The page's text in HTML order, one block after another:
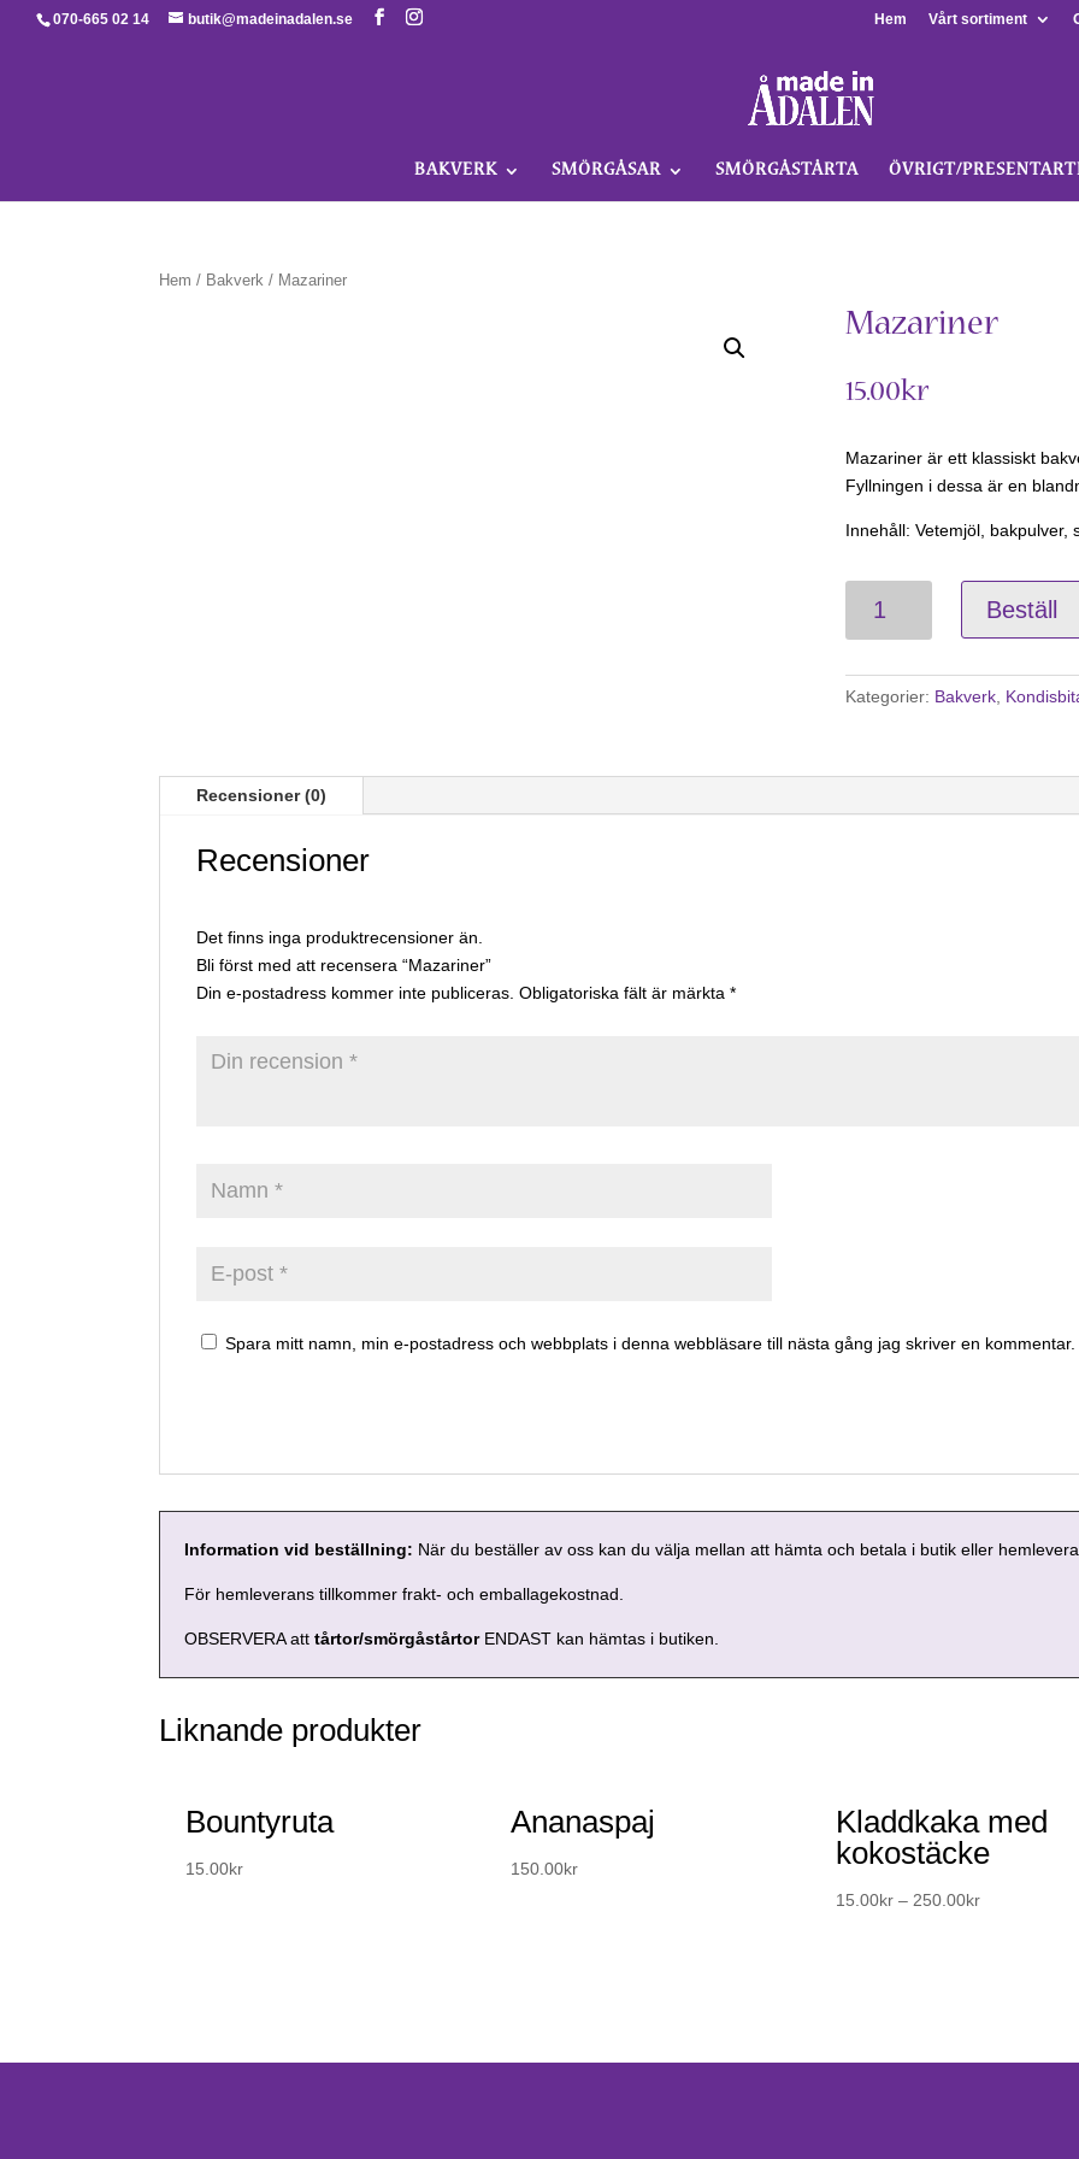
070-665 02 14 butik@madeinadalen.se Hem Vårt sortiment
BAKVERK SMÖRGÅSAR SMÖRGÅSTÅRTA ÖVRIGT/
Hem / Bakverk / Mazariner
Mazariner
15.00kr
Mazariner är ett klassiskt
Fyllningen i dessa är en
Innehåll: Vetemjöl, bakpulver,
mängd
Beställ
Kategorier: Bakverk,
Recensioner (0)
Recensioner
Det finns inga produktrecensioner än.
Bli först med att recensera “Mazariner”
Din e-postadress kommer inte publiceras. Obligatoriska fält är märkta *
Spara mitt namn, min e-postadress och webbplats i denna webbläsare till nästa gång jag skriver en kommentar.
Information vid beställning: När du beställer av oss kan du välja mellan att hämta och betala i butik eller
För hemleverans tillkommer frakt- och emballagekostnad.
OBSERVERA att tårtor/smörgåstårtorENDAST kan hämtas i butiken.
Liknande produkter
Bountyruta
15.00kr
Ananaspaj
150.00kr
Kladdkaka med
kokostäcke
15.00kr– 250.00kr